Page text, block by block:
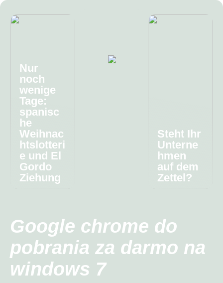
Nur
noch
wenige
Tage:
spanisc
he
Weihnac
htslotteri
e und El
Gordo
Ziehung
Steht Ihr
Unterne
hmen
auf dem
Zettel?
Google chrome do
pobrania za darmo na
windows 7